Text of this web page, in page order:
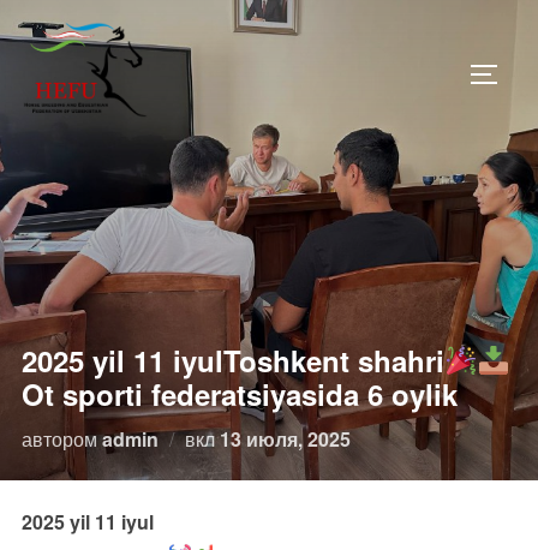
Перейти
к
содержимому
2025 yil 11 iyulToshkent shahri
Ot sporti federatsiyasida 6 oylik
авторомadmin вклОпубликовано
13 июля, 2025
2025 yil 11 iyul